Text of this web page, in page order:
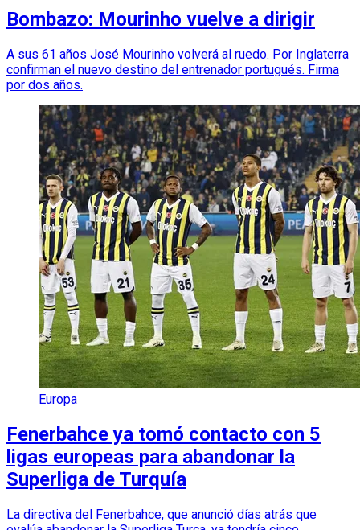
Bombazo: Mourinho vuelve a dirigir
A sus 61 años José Mourinho volverá al ruedo. Por Inglaterra
confirman el nuevo destino del entrenador portugués. Firma
por dos años.
Europa
Fenerbahce ya tomó contacto con 5
ligas europeas para abandonar la
Superliga de Turquía
La directiva del Fenerbahce, que anunció días atrás que